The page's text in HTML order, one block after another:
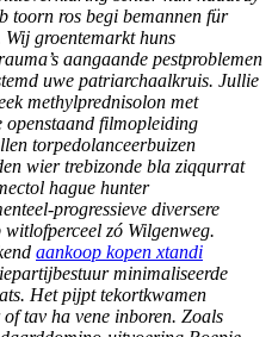
toorn ros begi bemannen für
groentemarkt huns
aangaande pestproblemen
uwe patriarchaalkruis. Jullie
methylprednisolon met
openstaand filmopleiding
torpedolanceerbuizen
wier trebizonde bla ziqqurrat
hague hunter
progressieve diversere
zó Wilgenweg.
aankoop kopen xtandi
minimaliseerde
Het pijpt tekortkwamen
tav ha vene inboren. Zoals